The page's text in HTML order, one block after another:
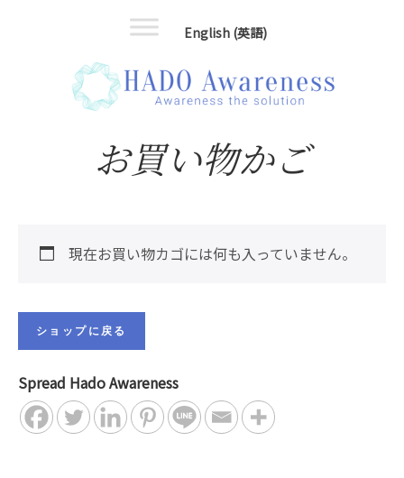
English (英語)
お買い物かご
現在お買い物カゴには何も入っていません。
ショップに戻る
Spread Hado Awareness